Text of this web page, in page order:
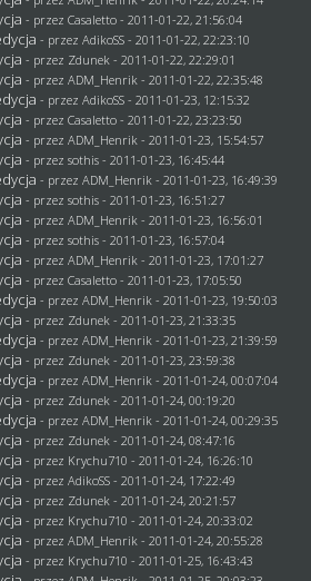
- przezCasaletto - 2011-01-22, 21:56:04
- przez AdikoSS - 2011-01-22, 22:23:10
- przez Zdunek - 2011-01-22, 22:29:01
- przezADM_Henrik - 2011-01-22, 22:35:48
- przez AdikoSS - 2011-01-23, 12:15:32
- przezCasaletto - 2011-01-22, 23:23:50
- przezADM_Henrik - 2011-01-23, 15:54:57
- przezsothis - 2011-01-23, 16:45:44
- przezADM_Henrik - 2011-01-23, 16:49:39
- przezsothis - 2011-01-23, 16:51:27
- przezADM_Henrik - 2011-01-23, 16:56:01
- przezsothis - 2011-01-23, 16:57:04
- przezADM_Henrik - 2011-01-23, 17:01:27
- przezCasaletto - 2011-01-23, 17:05:50
- przezADM_Henrik - 2011-01-23, 19:50:03
- przez Zdunek - 2011-01-23, 21:33:35
- przezADM_Henrik - 2011-01-23, 21:39:59
- przez Zdunek - 2011-01-23, 23:59:38
- przezADM_Henrik - 2011-01-24, 00:07:04
- przez Zdunek - 2011-01-24, 00:19:20
- przezADM_Henrik - 2011-01-24, 00:29:35
- przez Zdunek - 2011-01-24, 08:47:16
- przez Krychu710 - 2011-01-24, 16:26:10
- przez AdikoSS - 2011-01-24, 17:22:49
- przez Zdunek - 2011-01-24, 20:21:57
- przez Krychu710 - 2011-01-24, 20:33:02
- przezADM_Henrik - 2011-01-24, 20:55:28
- przez Krychu710 - 2011-01-25, 16:43:43